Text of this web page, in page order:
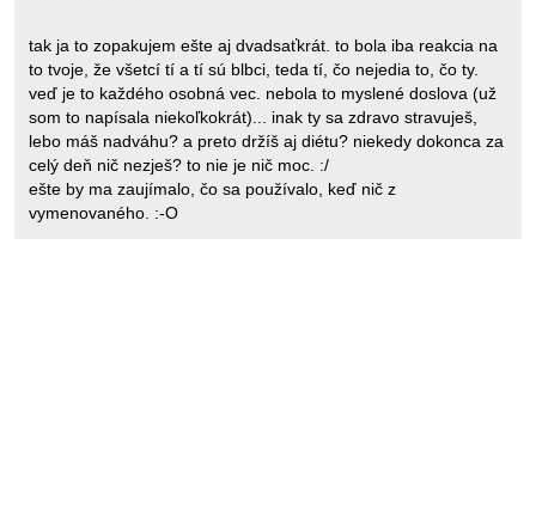
tak ja to zopakujem ešte aj dvadsaťkrát. to bola iba reakcia na
to tvoje, že všetcí tí a tí sú blbci, teda tí, čo nejedia to, čo ty.
veď je to každého osobná vec. nebola to myslené doslova (už
som to napísala niekoľkokrát)... inak ty sa zdravo stravuješ,
lebo máš nadváhu? a preto držíš aj diétu? niekedy dokonca za
celý deň nič nezješ? to nie je nič moc. :/
ešte by ma zaujímalo, čo sa používalo, keď nič z
vymenovaného. :-O